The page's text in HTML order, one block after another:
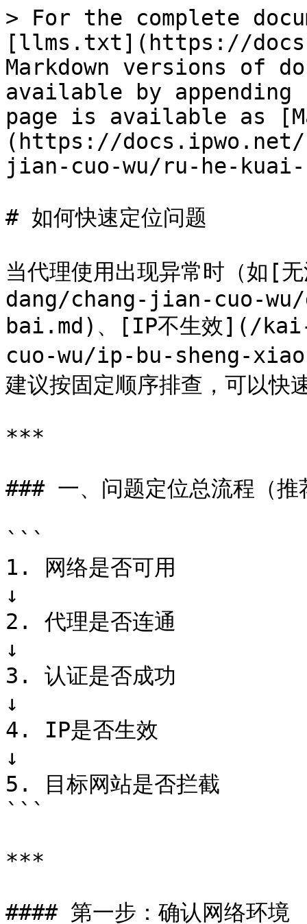
> For the complete
[llms.txt](https://
Markdown versions of
available by
page is available as
(https://docs.ipwo.net/
jian-cuo-wu/ru-he-
# 如何快速定位问题
当代理使用出现异常时（
dang/chang-jian-cuo-
bai.md)、[IP不生效](/
cuo-wu/ip-bu-sheng-
建议按固定顺序排查，可以快
***
### 一、问题定位总流程（推
```
1. 网络是否可用
↓
2. 代理是否连通
↓
3. 认证是否成功
↓
4. IP是否生效
↓
5. 目标网站是否拦截
```
***
#### 第一步：确认网络环境